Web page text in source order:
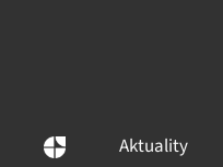
Aktuality